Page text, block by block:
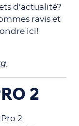
d’actualité?
ravis et
ici!
2
2